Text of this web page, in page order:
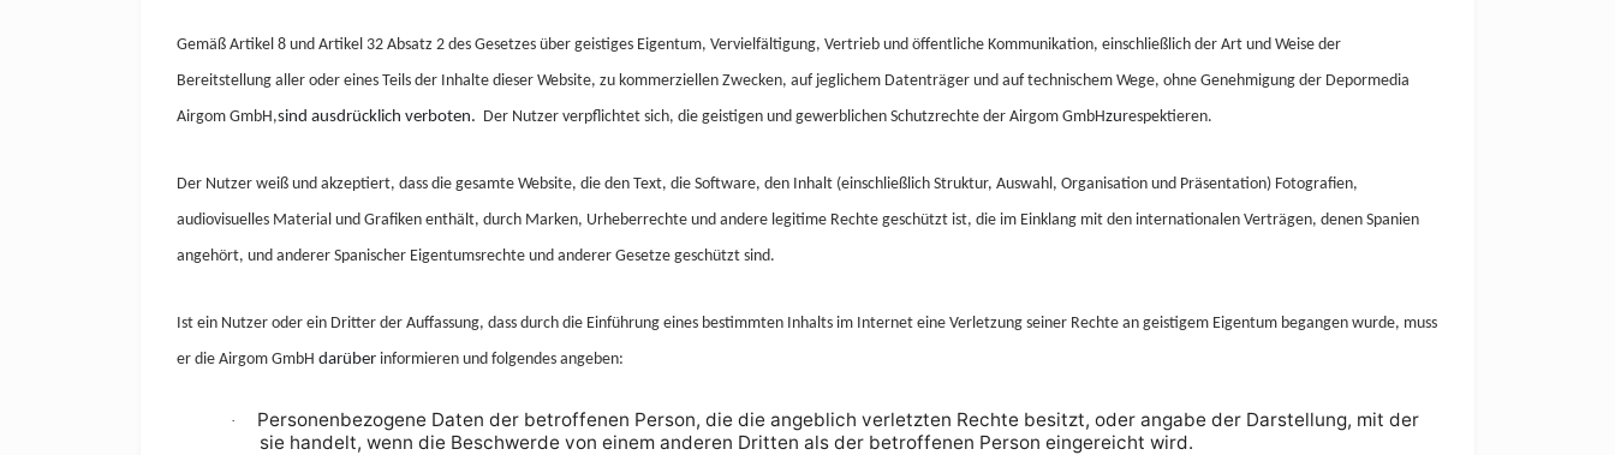
Gemäß Artikel 8 und Artikel 32 Absatz 2 des Gesetzes über geistiges Eigentum, Vervielfältigung, Vertrieb und öffentliche Kommunikation, einschließlich der Art und Weise der
Bereitstellung aller oder eines Teils der Inhalte dieser Website, zu kommerziellen Zwecken, auf jeglichem Datenträger und auf technischem Wege, ohne Genehmigung der Depormedia
Airgom GmbH,sind ausdrücklich verboten. Der Nutzer verpflichtet sich, die geistigen und gewerblichen Schutzrechte der Airgom GmbHzurespektieren.
Der Nutzer weiß und akzeptiert, dass die gesamte Website, die den Text, die Software, den Inhalt (einschließlich Struktur, Auswahl, Organisation und Präsentation) Fotografien,
audiovisuelles Material und Grafiken enthält, durch Marken, Urheberrechte und andere legitime Rechte geschützt ist, die im Einklang mit den internationalen Verträgen, denen Spanien
angehört, und anderer Spanischer Eigentumsrechte und anderer Gesetze geschützt sind.
Ist ein Nutzer oder ein Dritter der Auffassung, dass durch die Einführung eines bestimmten Inhalts im Internet eine Verletzung seiner Rechte an geistigem Eigentum begangen wurde, muss
er die Airgom GmbH darüber informieren und folgendes angeben:
·
Personenbezogene Daten der betroffenen Person, die die angeblich verletzten Rechte besitzt, oder angabe der Darstellung, mit der
sie handelt, wenn die Beschwerde von einem anderen Dritten als der betroffenen Person eingereicht wird.